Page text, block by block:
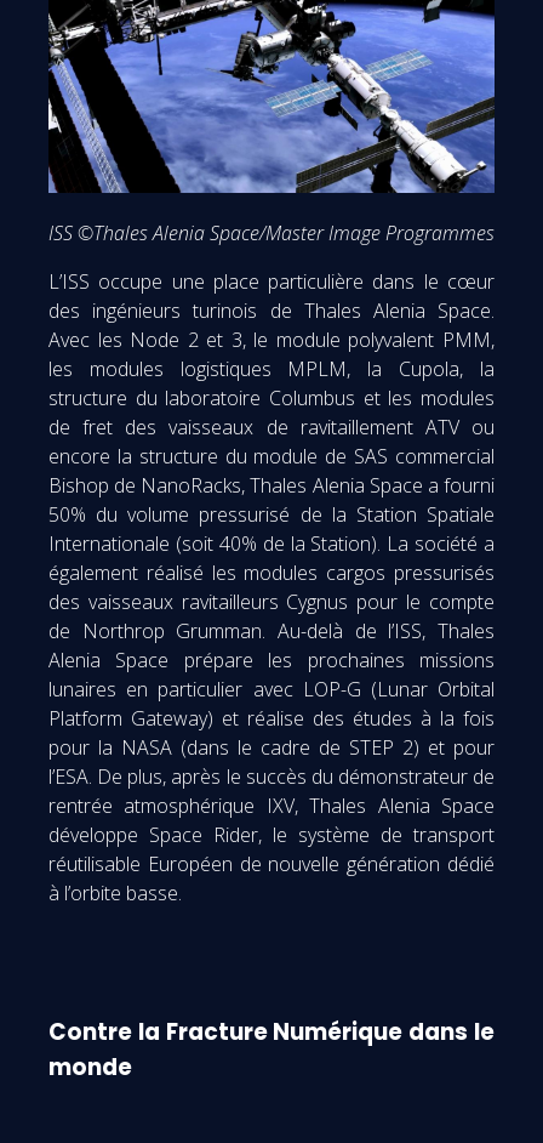
ISS ©Thales Alenia Space/Master Image Programmes
L’ISS occupe une place particulière dans le cœur
des ingénieurs turinois de Thales Alenia Space.
Avec les Node 2 et 3, le module polyvalent PMM,
les modules logistiques MPLM, la Cupola, la
structure du laboratoire Columbus et les modules
de fret des vaisseaux de ravitaillement ATV ou
encore la structure du module de SAS commercial
Bishop de NanoRacks, Thales Alenia Space a fourni
50% du volume pressurisé de la Station Spatiale
Internationale (soit 40% de la Station). La société a
également réalisé les modules cargos pressurisés
des vaisseaux ravitailleurs Cygnus pour le compte
de Northrop Grumman. Au-delà de l’ISS, Thales
Alenia Space prépare les prochaines missions
lunaires en particulier avec LOP-G (Lunar Orbital
Platform Gateway) et réalise des études à la fois
pour la NASA (dans le cadre de STEP 2) et pour
l’ESA. De plus, après le succès du démonstrateur de
rentrée atmosphérique IXV, Thales Alenia Space
développe Space Rider, le système de transport
réutilisable Européen de nouvelle génération dédié
à l’orbite basse.
Contre la Fracture Numérique dans le
monde